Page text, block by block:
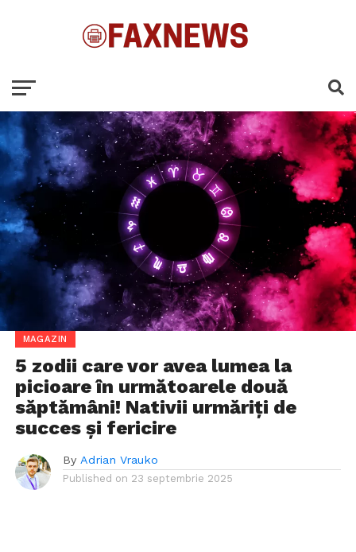
MAGAZIN
5 zodii care vor avea lumea la
picioare în următoarele două
săptămâni! Nativii urmăriți de
succes și fericire
By Adrian Vrauko
Published on 23 septembrie 2025